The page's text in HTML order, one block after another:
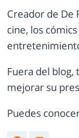
Creador de De
cine, los
Fuera del blog,
mejorar su
Puedes